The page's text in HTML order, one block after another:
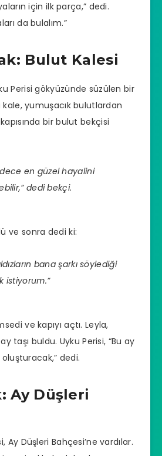
için ilk parça,” dedi.
da bulalım.”
Bulut Kalesi
Perisi gökyüzünde süzülen bir
kale, yumuşacık bulutlardan
bir bulut bekçisi
en güzel hayalini
dedi bekçi.
ve sonra dedi ki:
bana şarkı söylediği
istiyorum.”
ve kapıyı açtı. Leyla,
ay taşı buldu. Uyku Perisi, “Bu ay
oluşturacak,” dedi.
Ay Düşleri
Ay Düşleri Bahçesi’ne vardılar.